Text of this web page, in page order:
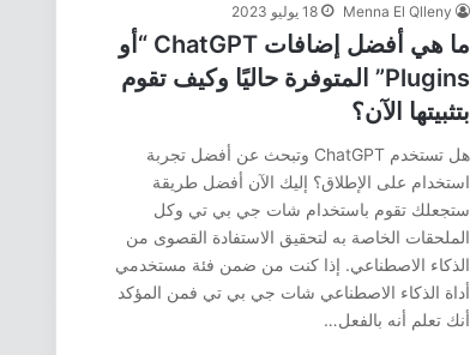
Menna El Qlleny 18 يوليو 2023
ما هي أفضل إضافات ChatGPT “أو
Plugins” المتوفرة حاليًا وكيف تقوم
بتثبيتها الآن؟
هل تستخدم ChatGPT وتبحث عن أفضل تجربة
استخدام على الإطلاق؟ إليك الآن أفضل طريقة
ستجعلك تقوم باستخدام شات جي بي تي وكل
الملحقات الخاصة به لتحقيق الاستفادة القصوى من
الذكاء الاصطناعي. إذا كنت من ضمن فئة مستخدمي
أداة الذكاء الاصطناعي شات جي بي تي فمن المؤكد
أنك تعلم أنه بالفعل…